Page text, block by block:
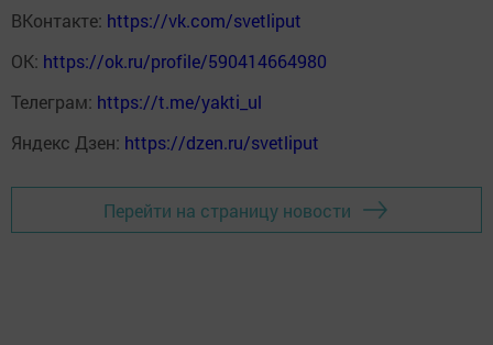
ВКонтакте: https://vk.com/svetliput
ОК: https://ok.ru/profile/590414664980
Телеграм: https://t.me/yakti_ul
Яндекс Дзен: https://dzen.ru/svetliput
Перейти на страницу новости